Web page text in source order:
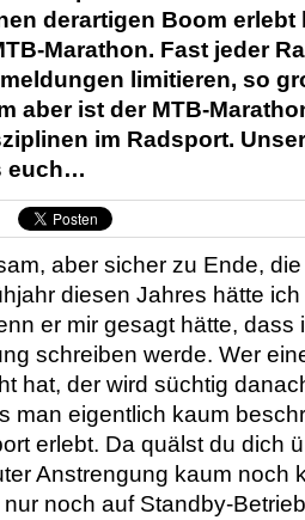
derartigen Boom erlebt
Marathon. Fast jeder
limitieren, so
aber ist der MTB-
im Radsport.
euch…
aber sicher zu Ende,
diesen Jahres hätte
er mir gesagt hätte, dass
schreiben werde. Wer
hat, der wird süchtig
man eigentlich kaum
erlebt. Da quälst du dich
Anstrengung kaum noch
noch auf Standby-